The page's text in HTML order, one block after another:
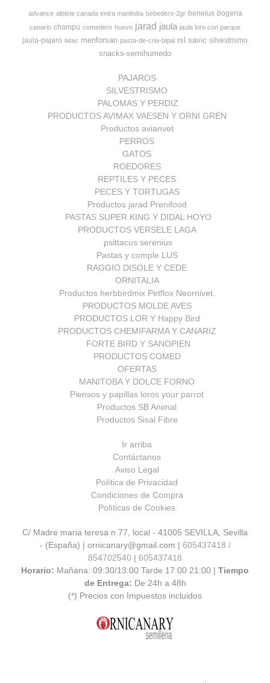
advance alpiste canada extra manitoba bebedero-2gr benelux bogena
canario champu comedero huevo jarad jaula jaula loro con parque
jaula-pajaro latac menforsan pasta-de-cria-bipal rsl savic silvestrismo
snacks-semihumedo
PAJAROS
SILVESTRISMO
PALOMAS Y PERDIZ
PRODUCTOS AVIMAX VAESEN Y ORNI GREN
Productos avianvet
PERROS
GATOS
ROEDORES
REPTILES Y PECES
PECES Y TORTUGAS
Productos jarad Prenifood
PASTAS SUPER KING Y DIDAL HOYO
PRODUCTOS VERSELE LAGA
psittacus serenius
Pastas y comple LUS
RAGGIO DISOLE Y CEDE
ORNITALIA
Productos herbbirdmix Petflox Neornivet.
PRODUCTOS MOLDE AVES
PRODUCTOS LOR Y Happy Bird
PRODUCTOS CHEMIFARMA Y CANARIZ
FORTE BIRD Y SANOPIEN
PRODUCTOS COMED
OFERTAS
MANITOBA Y DOLCE FORNO
Piensos y papillas loros your parrot
Productos SB Animal
Productos Sisal Fibre
Ir arriba
Contáctanos
Aviso Legal
Política de Privacidad
Condiciones de Compra
Políticas de Cookies
C/ Madre maria teresa n 77, local - 41005 SEVILLA, Sevilla
- (España) | ornicanary@gmail.com | 605437418 /
854702540 | 605437418
Horario: Mañana: 09:30/13:00 Tarde 17:00 21:00 | Tiempo
de Entrega: De 24h a 48h
(*) Precios con Impuestos incluidos